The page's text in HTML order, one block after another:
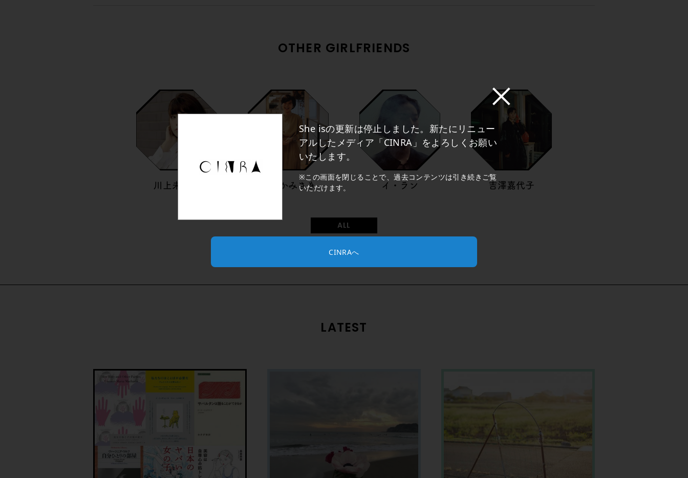
She isの更新は停止しました。新たにリニュー
アルしたメディア「CINRA」をよろしくお願い
いたします。
※この画面を閉じることで、過去コンテンツは引き続きご覧
いただけます。
CINRAへ
OTHER GIRLFRIENDS
川上未映子 たなかみさき イ・ラン 吉澤嘉代子
ALL
LATEST